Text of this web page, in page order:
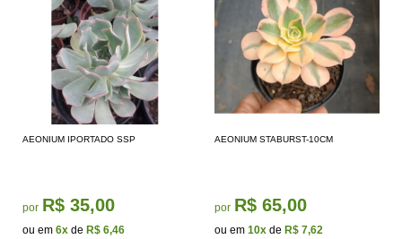
AEONIUM IPORTADO SSP
por R$ 35,00
ou em 6x de R$ 6,46
AEONIUM STABURST-10CM
por R$ 65,00
ou em 10x de R$ 7,62